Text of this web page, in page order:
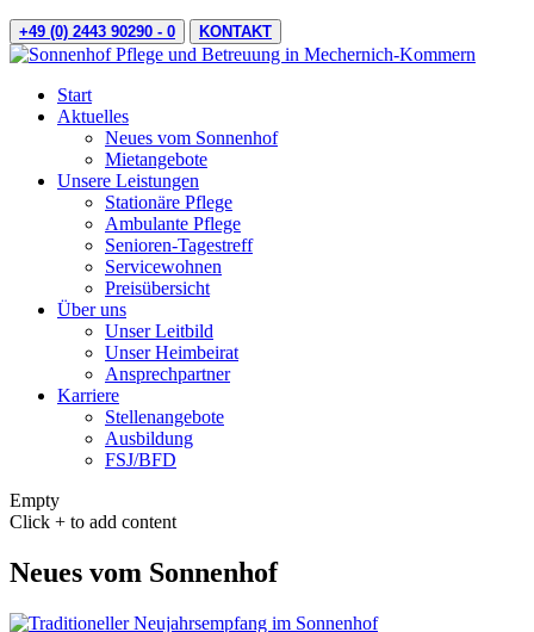
+49 (0) 2443 90290 - 0 KONTAKT
Start
Aktuelles
Neues vom Sonnenhof
Mietangebote
Unsere Leistungen
Stationäre Pflege
Ambulante Pflege
Senioren-Tagestreff
Servicewohnen
Preisübersicht
Über uns
Unser Leitbild
Unser Heimbeirat
Ansprechpartner
Karriere
Stellenangebote
Ausbildung
FSJ/BFD
Empty
Click + to add content
Neues vom Sonnenhof